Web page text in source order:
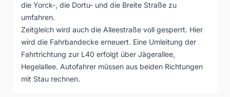
die Yorck-, die Dortu- und die Breite Straße zu
umfahren.
Zeitgleich wird auch die Alleestraße voll gesperrt. Hier
wird die Fahrbandecke erneuert. Eine Umleitung der
Fahrtrichtung zur L40 erfolgt über Jägerallee,
Hegelallee. Autofahrer müssen aus beiden Richtungen
mit Stau rechnen.